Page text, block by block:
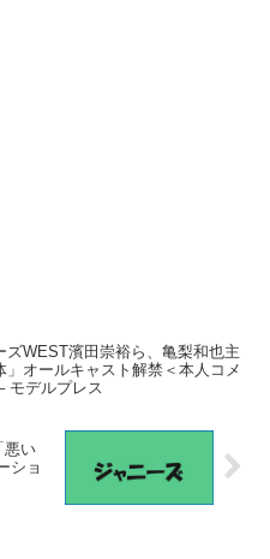
ズWEST濱田崇裕ら、亀梨和也主
」オールキャスト解禁＜本人コメ
モデルプレス
悪い
ショ